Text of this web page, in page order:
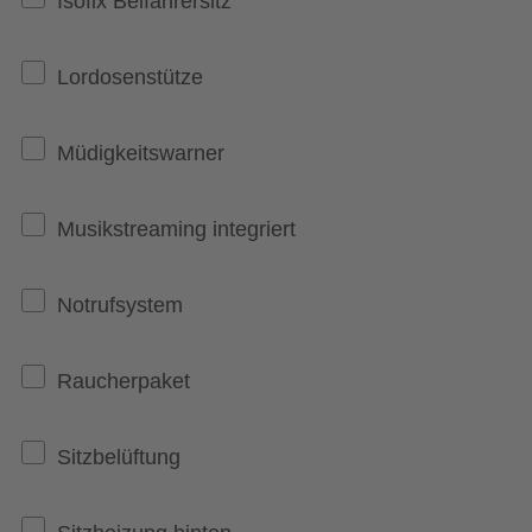
Lordosenstütze
Müdigkeitswarner
Musikstreaming integriert
Notrufsystem
Raucherpaket
Sitzbelüftung